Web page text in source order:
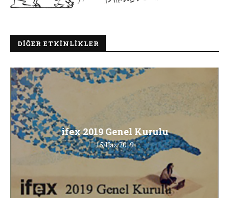
DIĞER ETKINLIKLER
ifex 2019 Genel Kurulu
15/Haz/2019